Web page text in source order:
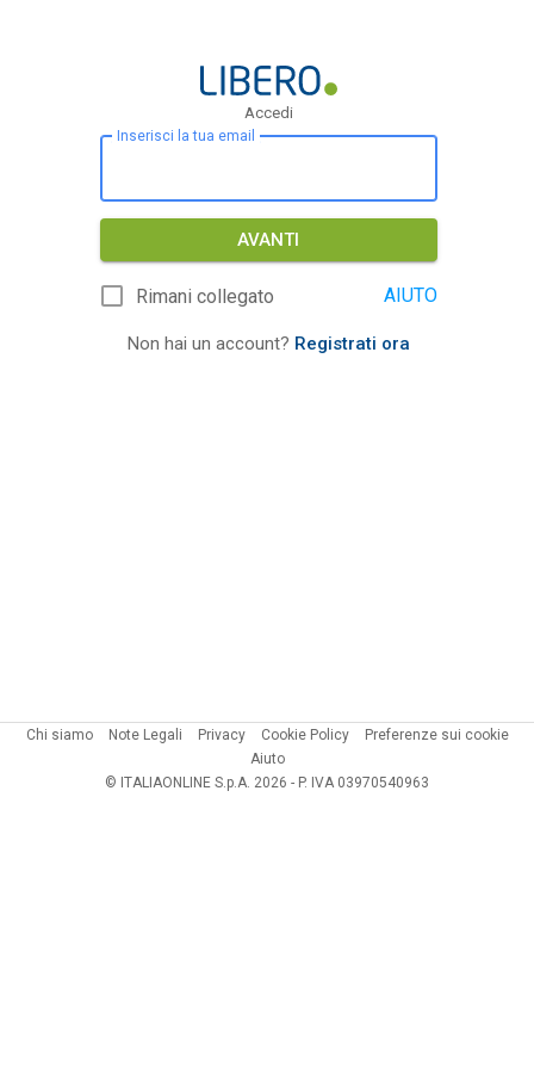
Accedi
Inserisci la tua email
AVANTI
Rimani collegato AIUTO
Non hai un account? Registrati ora
Chi siamo Note Legali Privacy Cookie Policy
Preferenze sui cookie
Aiuto
© ITALIAONLINE S.p.A. 2026 - P. IVA 03970540963